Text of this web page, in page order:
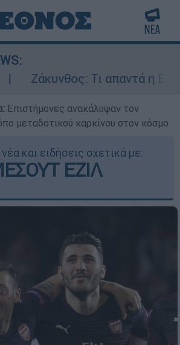
Τι απαντά η ΕΛΑΣ για
Επιστήμονες ανακάλυψαν τον
μεταδοτικού καρκίνου στον κόσμο
και ειδήσεις σχετικά με:
ΕΖΙΛ